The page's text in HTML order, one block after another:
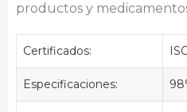
productos y
Certificados:
Especificaciones: